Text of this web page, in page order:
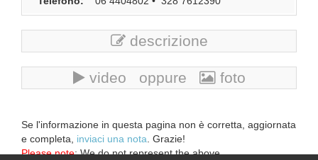
descrizione
video oppure foto
Se l'informazione in questa pagina non è corretta, aggiornata
e completa, inviaci una nota . Grazie!
Please note: We do not represent the above